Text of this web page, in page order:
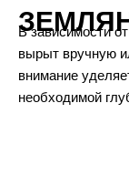
В зависимости
вырыт вручную
внимание
необходимой